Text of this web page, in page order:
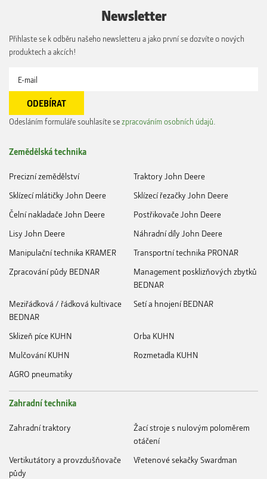
Newsletter
Přihlaste se k odběru našeho newsletteru a jako první se dozvíte o nových
produktech a akcích!
Odesláním formuláře souhlasíte sezpracováním osobních údajů
Zemědělská technika
Precizní zemědělství
Traktory John Deere
Sklízecí mlátičky John Deere
Sklízecí řezačky John Deere
Čelní nakladače John Deere
Postřikovače John Deere
Lisy John Deere
Náhradní díly John Deere
Manipulační technika KRAMER
Transportní technika PRONAR
Zpracování půdy BEDNAR
Management posklizňových zbytků
BEDNAR
Meziřádková / řádková kultivace
BEDNAR
Setí a hnojení BEDNAR
Sklizeň píce KUHN
Orba KUHN
Mulčování KUHN
Rozmetadla KUHN
AGRO pneumatiky
Zahradní technika
Zahradní traktory
Žací stroje s nulovým poloměrem
otáčení
Vertikutátory a provzdušňovače
půdy
Vřetenové sekačky Swardman